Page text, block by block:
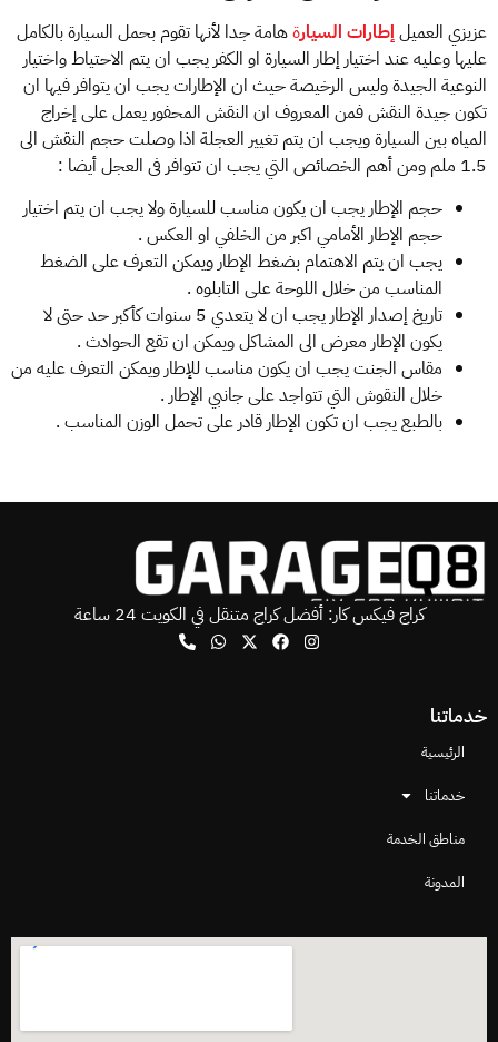
عزيزي العميلإطارات السيارةهامة جدا لأنها تقوم بحمل السيارة بالكامل
عليها وعليه عند اختيار إطار السيارة او الكفر يجب ان يتم الاحتياط واختيار
النوعية الجيدة وليس الرخيصة حيث ان الإطارات يجب ان يتوافر فيها ان
تكون جيدة النقش فمن المعروف ان النقش المحفور يعمل على إخراج
المياه بين السيارة ويجب ان يتم تغيير العجلة اذا وصلت حجم النقش الى
1.5 ملم ومن أهم الخصائص التي يجب ان تتوافر فى العجل أيضا :
حجم الإطار يجب ان يكون مناسب للسيارة ولا يجب ان يتم اختيار
حجم الإطار الأمامي اكبر من الخلفي او العكس .
يجب ان يتم الاهتمام بضغط الإطار ويمكن التعرف على الضغط
المناسب من خلال اللوحة على التابلوه .
تاريخ إصدار الإطار يجب ان لا يتعدي 5 سنوات كأكبر حد حتى لا
يكون الإطار معرض الى المشاكل ويمكن ان تقع الحوادث .
مقاس الجنت يجب ان يكون مناسب للإطار ويمكن التعرف عليه من
خلال النقوش التي تتواجد على جانبي الإطار .
بالطبع يجب ان تكون الإطار قادر على تحمل الوزن المناسب .
كراج فيكس كار: أفضل كراج متنقل في الكويت 24 ساعة
خدماتنا
الرئيسية
خدماتنا
مناطق الخدمة
المدونة